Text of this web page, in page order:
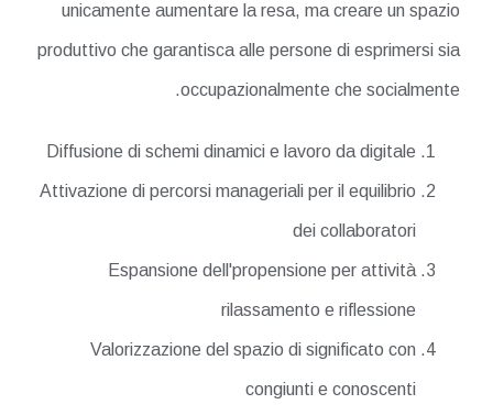
unicamente aumentare la resa, ma creare un spazio
produttivo che garantisca alle persone di esprimersi sia
occupazionalmente che socialmente.
Diffusione di schemi dinamici e lavoro da digitale
Attivazione di percorsi manageriali per il equilibrio
dei collaboratori
Espansione dell'propensione per attività
rilassamento e riflessione
Valorizzazione del spazio di significato con
congiunti e conoscenti